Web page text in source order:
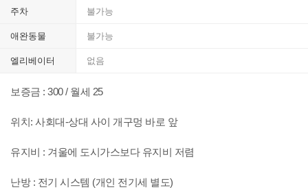
주차
불가능
애완동물
불가능
엘리베이터
없음
보증금 : 300 / 월세 25
위치: 사회대-상대 사이 개구멍 바로 앞
유지비 : 겨울에 도시가스보다 유지비 저렴
난방 : 전기 시스템 (개인 전기세 별도)